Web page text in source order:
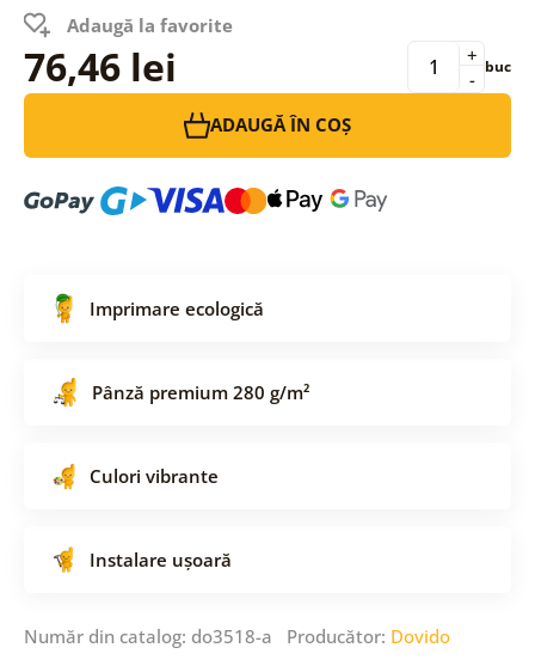
Adaugă la favorite
76,46 lei -
+ buc
ADAUGĂ ÎN COȘ
Imprimare ecologică
Pânză premium 280 g/m²
Culori vibrante
Instalare ușoară
Număr din catalog: do3518-a Producător: Dovido